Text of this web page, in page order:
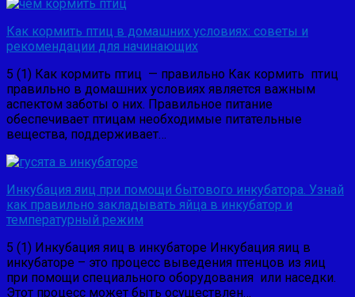
Как кормить птиц в домашних условиях: советы и
рекомендации для начинающих
5 (1) Как кормить птиц — правильно Как кормить птиц
правильно в домашних условиях является важным
аспектом заботы о них. Правильное питание
обеспечивает птицам необходимые питательные
вещества, поддерживает…
Инкубация яиц при помощи бытового инкубатора. Узнай
как правильно закладывать яйца в инкубатор и
температурный режим
5 (1) Инкубация яиц в инкубаторе Инкубация яиц в
инкубаторе – это процесс выведения птенцов из яиц
при помощи специального оборудования или наседки.
Этот процесс может быть осуществлен…